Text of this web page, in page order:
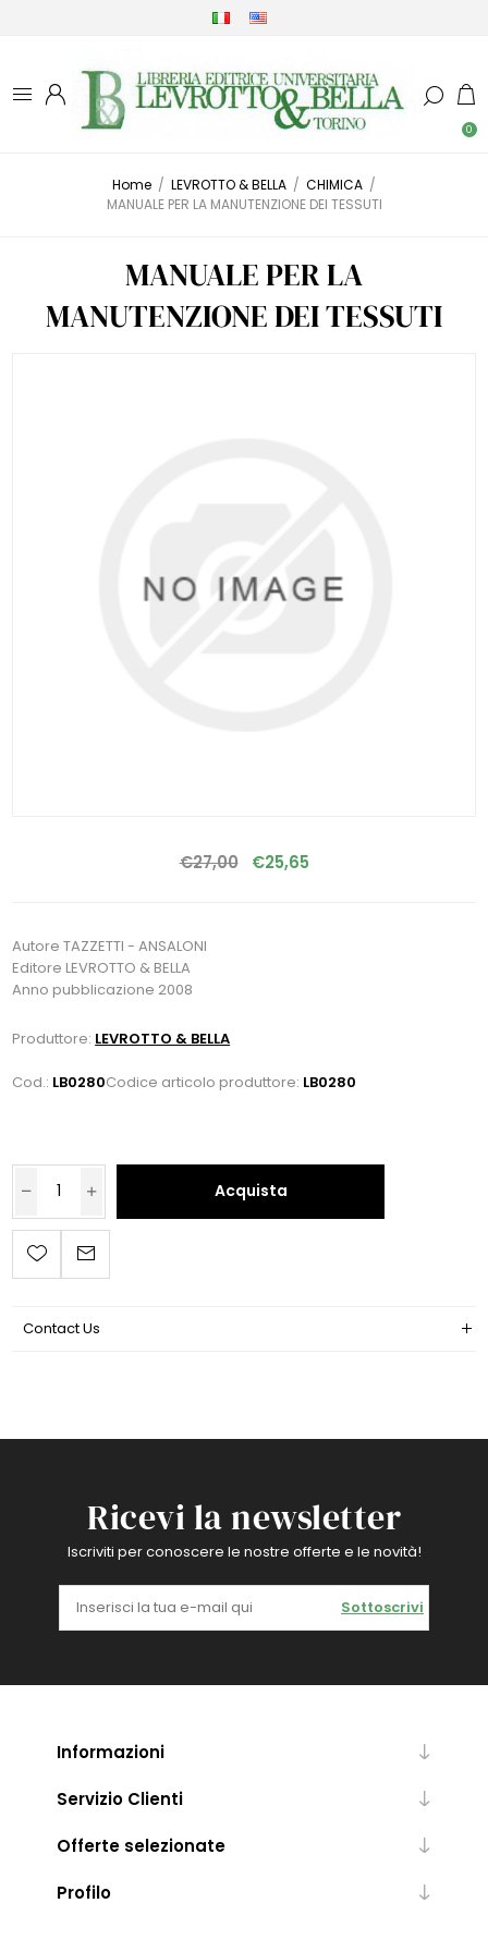
0
Home / LEVROTTO & BELLA / CHIMICA /
MANUALE PER LA MANUTENZIONE DEI TESSUTI
MANUALE PER LA
MANUTENZIONE DEI TESSUTI
€27,00 €25,65
Autore TAZZETTI - ANSALONI
Editore LEVROTTO & BELLA
Anno pubblicazione 2008
Produttore: LEVROTTO & BELLA
Cod.: LB0280Codice articolo produttore: LB0280
Acquista
Contact Us
Ricevi la newsletter
Iscriviti per conoscere le nostre offerte e le novità!
Sottoscrivi
Informazioni
Servizio Clienti
Offerte selezionate
Profilo